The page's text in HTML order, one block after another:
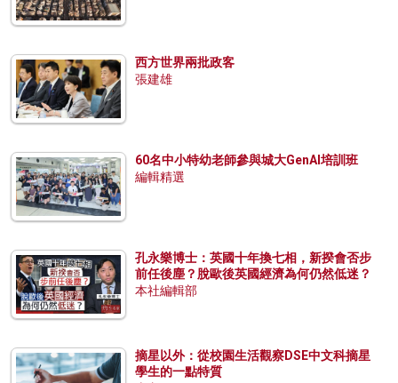
西方世界兩批政客
張建雄
60名中小特幼老師參與城大GenAI培訓班
編輯精選
孔永樂博士：英國十年換七相，新揆會否步
前任後塵？脫歐後英國經濟為何仍然低迷？
本社編輯部
摘星以外：從校園生活觀察DSE中文科摘星
學生的一點特質